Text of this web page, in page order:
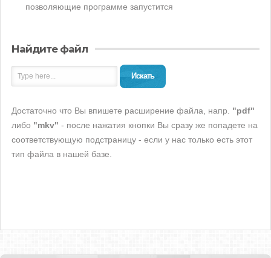
позволяющие программе запустится
Найдите файл
Искать
Достаточно что Вы впишете расширение файла, напр. "pdf"
либо "mkv" - после нажатия кнопки Вы сразу же попадете на
соответствующую подстраницу - если у нас только есть этот
тип файла в нашей базе.